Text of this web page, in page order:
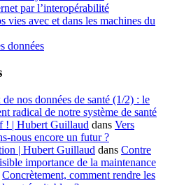
par l’interopérabilité
vies avec et dans les machines du
données
nos données de santé (1/2) : le
radical de notre système de santé
! | Hubert Guillaud dans Vers
nous encore un futur ?
| Hubert Guillaud dans Contre
importance de la maintenance
Concrètement, comment rendre les